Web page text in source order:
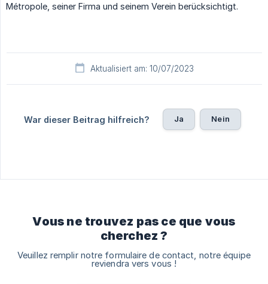
Métropole, seiner Firma und seinem Verein berücksichtigt.
Aktualisiert am: 10/07/2023
War dieser Beitrag hilfreich? Ja Nein
Vous ne trouvez pas ce que vous
cherchez ?
Veuillez remplir notre formulaire de contact, notre équipe
reviendra vers vous !